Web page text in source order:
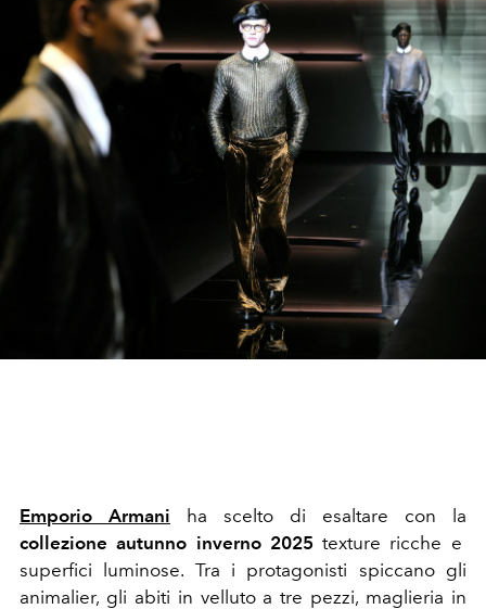
Emporio Armani
ha scelto di esaltare con la
collezione autunno inverno 2025 texture ricche e
superfici luminose. Tra i protagonisti spiccano gli
animalier, gli abiti in velluto a tre pezzi, maglieria in